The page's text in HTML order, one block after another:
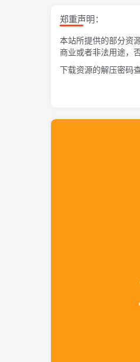
郑重声明：
本站所提供的部分资
商业或者非法用途，
下载资源的解压密码查